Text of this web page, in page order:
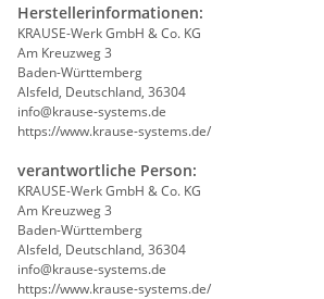
Herstellerinformationen:
KRAUSE-Werk GmbH & Co. KG
Am Kreuzweg 3
Baden-Württemberg
Alsfeld, Deutschland, 36304
info@krause-systems.de
https://www.krause-systems.de/
verantwortliche Person:
KRAUSE-Werk GmbH & Co. KG
Am Kreuzweg 3
Baden-Württemberg
Alsfeld, Deutschland, 36304
info@krause-systems.de
https://www.krause-systems.de/